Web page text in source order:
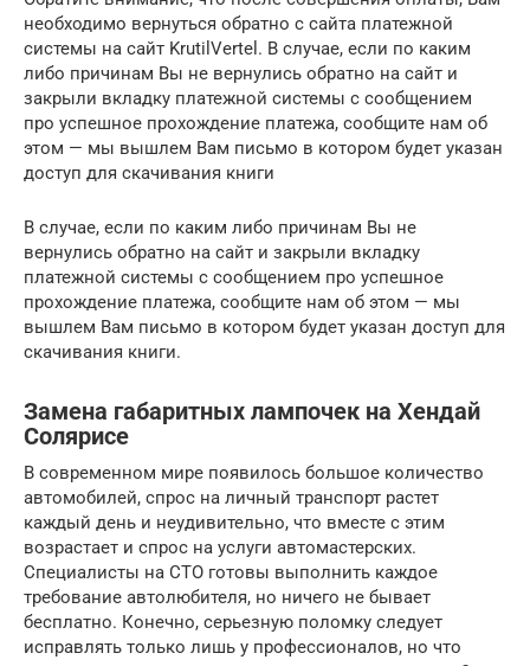
необходимо вернуться обратно с сайта платежной
системы на сайт KrutilVertel. В случае, если по каким
либо причинам Вы не вернулись обратно на сайт и
закрыли вкладку платежной системы с сообщением
про успешное прохождение платежа, сообщите нам об
этом — мы вышлем Вам письмо в котором будет указан
доступ для скачивания книги
В случае, если по каким либо причинам Вы не
вернулись обратно на сайт и закрыли вкладку
платежной системы с сообщением про успешное
прохождение платежа, сообщите нам об этом — мы
вышлем Вам письмо в котором будет указан доступ для
скачивания книги.
Замена габаритных лампочек на Хендай
Солярисе
В современном мире появилось большое количество
автомобилей, спрос на личный транспорт растет
каждый день и неудивительно, что вместе с этим
возрастает и спрос на услуги автомастерских.
Специалисты на СТО готовы выполнить каждое
требование автолюбителя, но ничего не бывает
бесплатно. Конечно, серьезную поломку следует
исправлять только лишь у профессионалов, но что